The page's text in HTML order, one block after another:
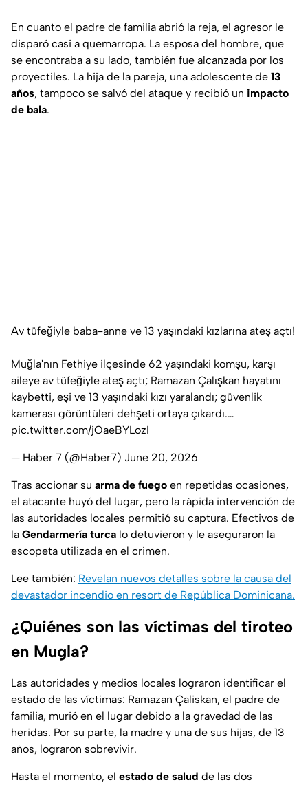
En cuanto el padre de familia abrió la reja, el agresor le
disparó casi a quemarropa. La esposa del hombre, que
se encontraba a su lado, también fue alcanzada por los
proyectiles. La hija de la pareja, una adolescente de 13
años, tampoco se salvó del ataque y recibió un impacto
de bala.
Av tüfeğiyle baba-anne ve 13 yaşındaki kızlarına ateş açtı!
Muğla'nın Fethiye ilçesinde 62 yaşındaki komşu, karşı
aileye av tüfeğiyle ateş açtı; Ramazan Çalışkan hayatını
kaybetti, eşi ve 13 yaşındaki kızı yaralandı; güvenlik
kamerası görüntüleri dehşeti ortaya çıkardı.…
pic.twitter.com/jOaeBYLozI
— Haber 7 (@Haber7) June 20, 2026
Tras accionar su arma de fuego en repetidas ocasiones,
el atacante huyó del lugar, pero la rápida intervención de
las autoridades locales permitió su captura. Efectivos de
la Gendarmería turca lo detuvieron y le aseguraron la
escopeta utilizada en el crimen.
Lee también: Revelan nuevos detalles sobre la causa del
devastador incendio en resort de República Dominicana.
¿Quiénes son las víctimas del tiroteo
en Mugla?
Las autoridades y medios locales lograron identificar el
estado de las víctimas: Ramazan Çaliskan, el padre de
familia, murió en el lugar debido a la gravedad de las
heridas. Por su parte, la madre y una de sus hijas, de 13
años, lograron sobrevivir.
Hasta el momento, el estado de salud de las dos